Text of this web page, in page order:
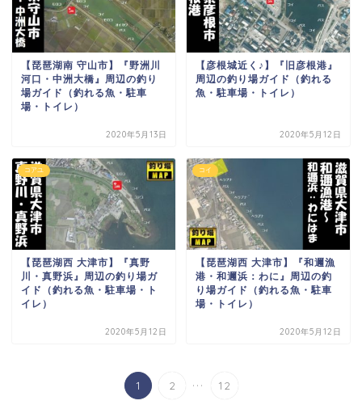
【琵琶湖南 守山市】『野洲川
河口・中洲大橋』周辺の釣り
場ガイド（釣れる魚・駐車
場・トイレ）
2020年5月13日
【彦根城近く♪】『旧彦根港』
周辺の釣り場ガイド（釣れる
魚・駐車場・トイレ）
2020年5月12日
コアユ
【琵琶湖西 大津市】『真野
川・真野浜』周辺の釣り場ガ
イド（釣れる魚・駐車場・ト
イレ）
2020年5月12日
コイ
【琵琶湖西 大津市】『和邇漁
港・和邇浜：わに』周辺の釣
り場ガイド（釣れる魚・駐車
場・トイレ）
2020年5月12日
1 2 ... 12